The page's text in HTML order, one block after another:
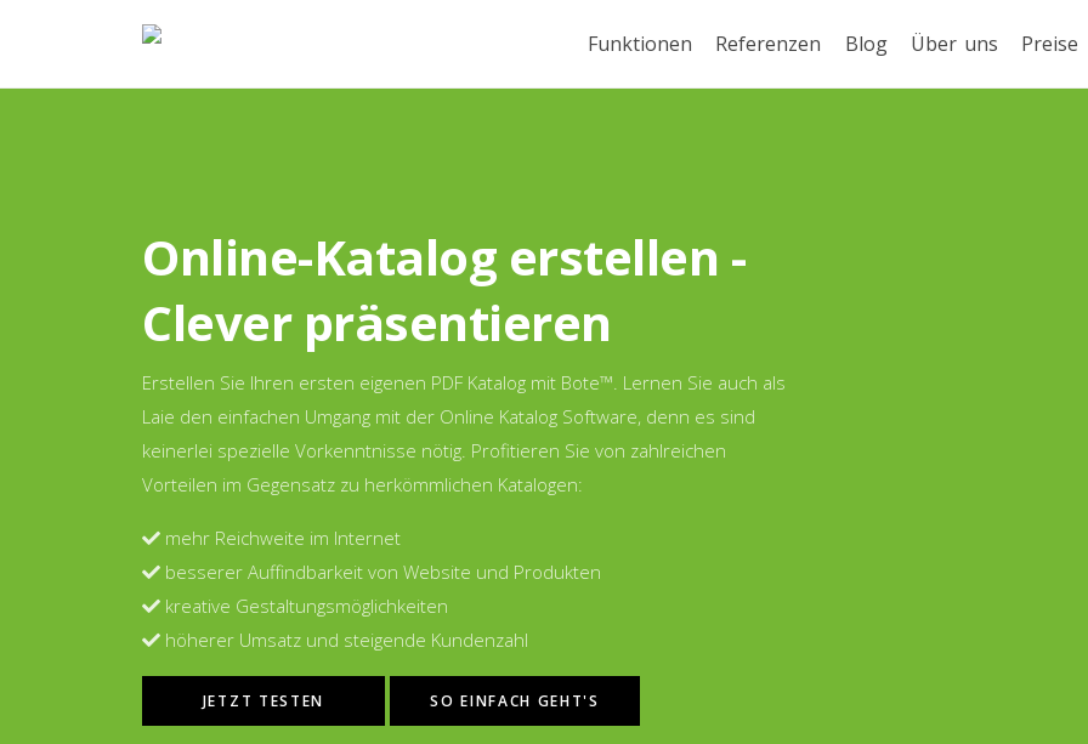
Funktionen Referenzen Blog Über uns Preise
Online-Katalog erstellen -
Clever präsentieren
Erstellen Sie Ihren ersten eigenen PDF Katalog mit Bote™. Lernen Sie auch als
Laie den einfachen Umgang mit der Online Katalog Software, denn es sind
keinerlei spezielle Vorkenntnisse nötig. Profitieren Sie von zahlreichen
Vorteilen im Gegensatz zu herkömmlichen Katalogen:
mehr Reichweite im Internet
besserer Auffindbarkeit von Website und Produkten
kreative Gestaltungsmöglichkeiten
höherer Umsatz und steigende Kundenzahl
JETZT TESTEN SO EINFACH GEHT'S